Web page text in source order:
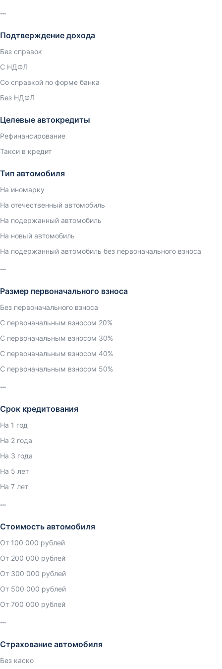
Подтверждение дохода
Без справок
С НДФЛ
Со справкой по форме банка
Без НДФЛ
Целевые автокредиты
Рефинансирование
Такси в кредит
Тип автомобиля
На иномарку
На отечественный автомобиль
На подержанный автомобиль
На новый автомобиль
На подержанный автомобиль без первоначального взноса
Размер первоначального взноса
Без первоначального взноса
С первоначальным взносом 20%
С первоначальным взносом 30%
С первоначальным взносом 40%
С первоначальным взносом 50%
Срок кредитования
На 1 год
На 2 года
На 3 года
На 5 лет
На 7 лет
Стоимость автомобиля
От 100 000 рублей
От 200 000 рублей
От 300 000 рублей
От 500 000 рублей
От 700 000 рублей
Страхование автомобиля
Без каско